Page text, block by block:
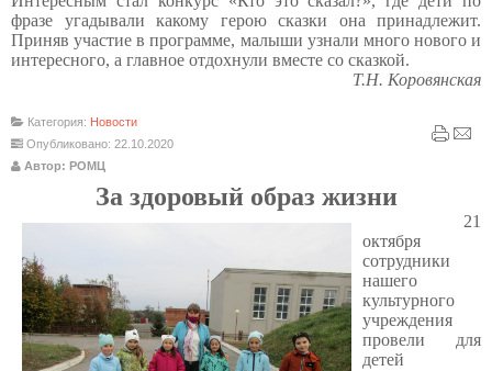
фразе угадывали какому герою сказки она принадлежит.
Приняв участие в программе, малыши узнали много нового и
интересного, а главное отдохнули вместе со сказкой.
Т.Н. Коровянская
Категория: Новости
Опубликовано: 22.10.2020
Автор: РОМЦ
За здоровый образ жизни
21
октября
сотрудники
нашего
культурного
учреждения
провели для
детей